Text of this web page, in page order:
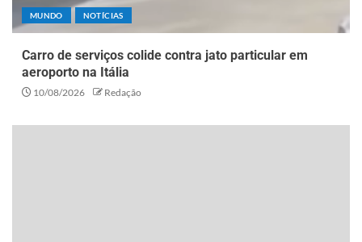
MUNDO NOTÍCIAS
Carro de serviços colide contra jato particular em
aeroporto na Itália
10/08/2026 Redação